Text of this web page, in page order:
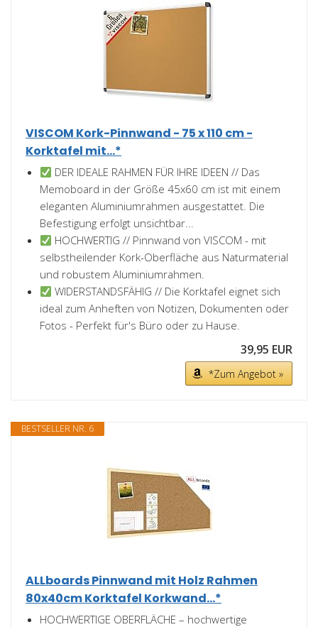
VISCOM Kork-Pinnwand - 75 x 110 cm -
Korktafel mit...*
DER IDEALE RAHMEN FÜR IHRE IDEEN // Das
Memoboard in der Größe 45x60 cm ist mit einem
eleganten Aluminiumrahmen ausgestattet. Die
Befestigung erfolgt unsichtbar...
HOCHWERTIG // Pinnwand von VISCOM - mit
selbstheilender Kork-Oberfläche aus Naturmaterial
und robustem Aluminiumrahmen.
WIDERSTANDSFÄHIG // Die Korktafel eignet sich
ideal zum Anheften von Notizen, Dokumenten oder
Fotos - Perfekt für's Büro oder zu Hause.
39,95 EUR
*Zum Angebot »
BESTSELLER NR. 6
ALLboards Pinnwand mit Holz Rahmen
80x40cm Korktafel Korkwand...*
HOCHWERTIGE OBERFLÄCHE – hochwertige